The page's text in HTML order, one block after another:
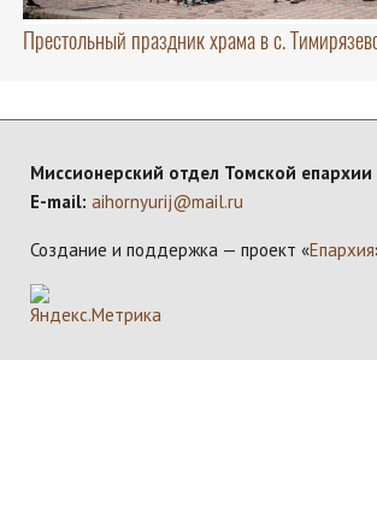
Престольный праздник храма в с.
Миссионерский отдел Томской епархии
E-mail: aihornyurij@mail.ru
Создание и поддержка — проект «Епархия